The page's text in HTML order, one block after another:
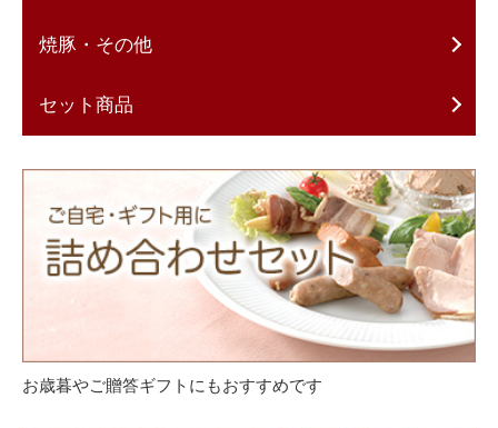
焼豚・その他
セット商品
お歳暮やご贈答ギフトにもおすすめです